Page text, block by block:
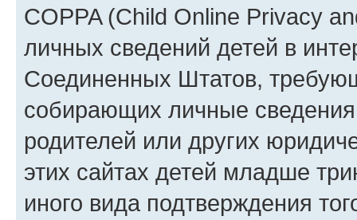
COPPA (Child Online Privacy
личных сведений детей в
Соединенных Штатов,
собирающих личные
родителей или других
этих сайтах детей младше
иного вида подтверждения